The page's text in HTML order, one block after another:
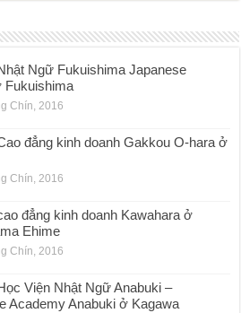
Ngữ Fukuishima Japanese
Fukuishima
Chín, 2016
đẳng kinh doanh Gakkou O-hara ở
Chín, 2016
đẳng kinh doanh Kawahara ở
Ehime
Chín, 2016
Viện Nhật Ngữ Anabuki –
Academy Anabuki ở Kagawa